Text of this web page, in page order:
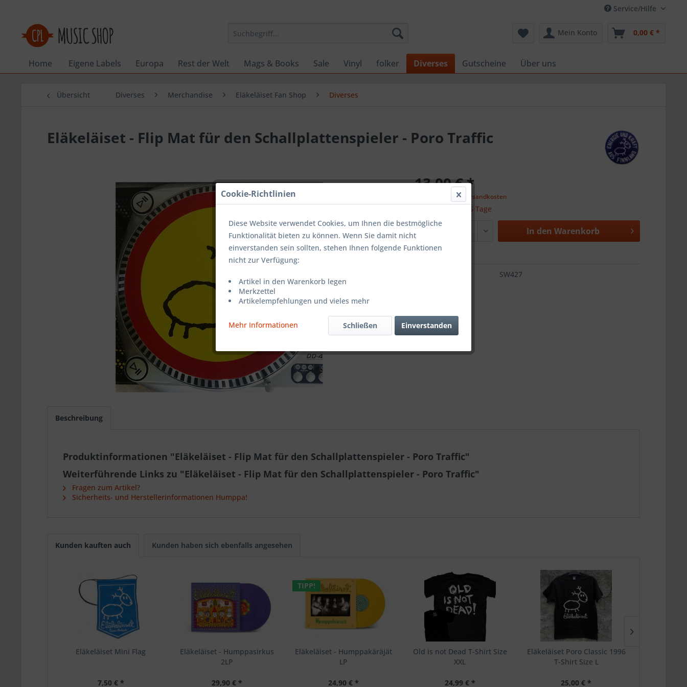
Service/Hilfe
Mein Konto 0,00 € *
Home Eigene Labels Europa Rest der Welt Mags & Books Sale Vinyl folker Diverses Gutscheine Über uns
Übersicht Diverses Merchandise Eläkeläiset Fan Shop Diverses
Eläkeläiset - Flip Mat für den Schallplattenspieler - Poro Traffic
13,00 € *
zzgl. Versandkosten
Lieferzeit ca. 5 Tage
In den Warenkorb
Merken
SW427
Beschreibung
Produktinformationen "Eläkeläiset - Flip Mat für den Schallplattenspieler - Poro Traffic"
Weiterführende Links zu "Eläkeläiset - Flip Mat für den Schallplattenspieler - Poro Traffic"
Fragen zum Artikel?
Sicherheits- und Herstellerinformationen Humppa!
Kunden kauften auch Kunden haben sich ebenfalls angesehen
Eläkeläiset Mini Flag
7,50 € *
Eläkeläiset - Humppasirkus
2LP
29,90 € *
TIPP!
Eläkeläiset - Humppakäräjät
LP
24,90 € *
Old is not Dead T-Shirt Size
XXL
24,99 € *
Eläkeläiset Poro Classic 1996
T-Shirt Size L
25,00 € *
Cookie-Richtlinien
Diese Website verwendet Cookies, um Ihnen die bestmögliche
Funktionalität bieten zu können. Wenn Sie damit nicht
einverstanden sein sollten, stehen Ihnen folgende Funktionen
nicht zur Verfügung:
Artikel in den Warenkorb legen
Merkzettel
Artikelempfehlungen und vieles mehr
Mehr Informationen Einverstanden
Schließen